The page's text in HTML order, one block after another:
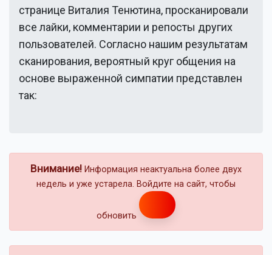
странице Виталия Тенютина, просканировали
все лайки, комментарии и репосты других
пользователей. Согласно нашим результатам
сканирования, вероятный круг общения на
основе выраженной симпатии представлен
так:
Внимание! Информация неактуальна более двух
недель и уже устарела. Войдите на сайт, чтобы
обновить